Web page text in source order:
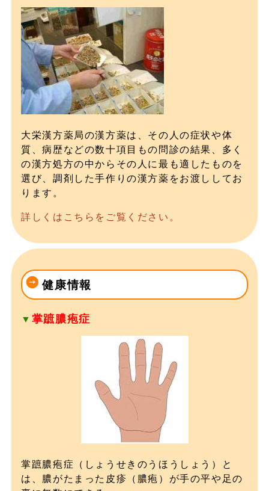
大栄漢方薬局の漢方薬は、その人の症状や体
質、病歴などの数十項目もの問診の結果、多く
の漢方処方の中からその人に最も適したものを
選び、調剤した手作りの漢方薬をお渡ししてお
ります。
詳しくはこちらをご覧ください。
健康情報
▼ 掌蹠膿疱症
掌蹠膿疱症（しょうせきのうほうしょう）と
は、膿がたまった皮疹（膿疱）が手の平や足の